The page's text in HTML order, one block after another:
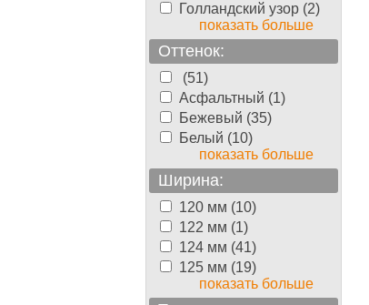
Голландский узор (2)
показать больше
Оттенок:
(51)
Асфальтный (1)
Бежевый (35)
Белый (10)
показать больше
Ширина:
120 мм (10)
122 мм (1)
124 мм (41)
125 мм (19)
показать больше